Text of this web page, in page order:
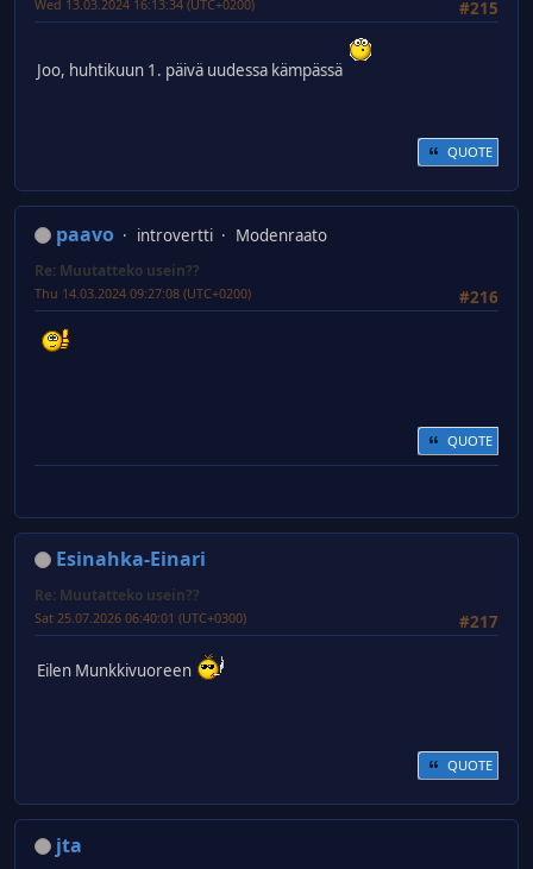
#215
Wed 13.03.2024 16:13:34 (UTC+0200)
Joo, huhtikuun 1. päivä uudessa kämpässä
QUOTE
paavo introvertti Modenraato
Re: Muutatteko usein??
#216
Thu 14.03.2024 09:27:08 (UTC+0200)
QUOTE
Esinahka-Einari
Re: Muutatteko usein??
#217
Sat 25.07.2026 06:40:01 (UTC+0300)
Eilen Munkkivuoreen
QUOTE
jta